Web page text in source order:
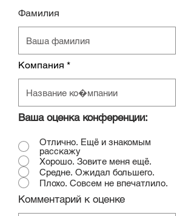
Фамилия
Компания
Ваша оценка конференции:
Отлично. Ещё и знакомым
расскажу
Хорошо. Зовите меня ещё.
Средне. Ожидал большего.
Плохо. Совсем не впечатлило.
Комментарий к оценке